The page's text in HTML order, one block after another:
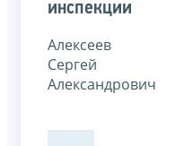
инспекции
Алексеев
Сергей
Александрович